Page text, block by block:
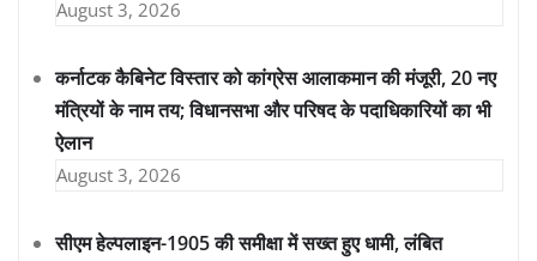
August 3, 2026
कर्नाटक कैबिनेट विस्तार को कांग्रेस आलाकमान की मंजूरी, 20 नए
मंत्रियों के नाम तय; विधानसभा और परिषद के पदाधिकारियों का भी
ऐलान
August 3, 2026
सीएम हेल्पलाइन-1905 की समीक्षा में सख्त हुए धामी, लंबित